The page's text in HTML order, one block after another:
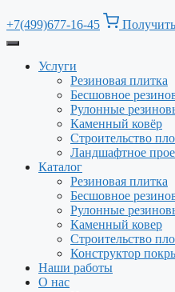
+7(499)677-16-45
Услуги
Резиновая плитка
Бесшовное
Рулонные
Каменный ковёр
Строительство
Ландшафтное
Каталог
Резиновая плитка
Бесшовное
Рулонные
Каменный ковер
Строительство
Конструктор
Наши работы
О нас